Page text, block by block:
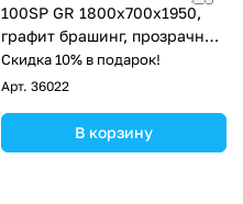
100SP GR 1800х700x1950,
графит брашинг, прозрачное
стекло
Скидка 10% в подарок!
Арт. 36022
В корзину